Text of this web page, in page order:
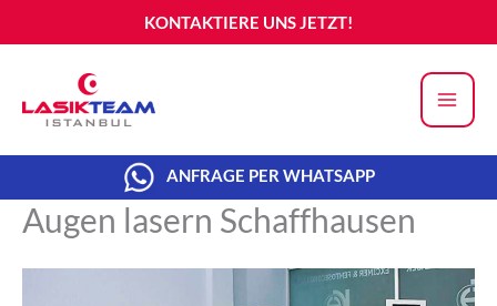
Inhalt
KONTAKTIERE UNS JETZT!
ANFRAGE PER WHATSAPP
Augen lasern Schaffhausen